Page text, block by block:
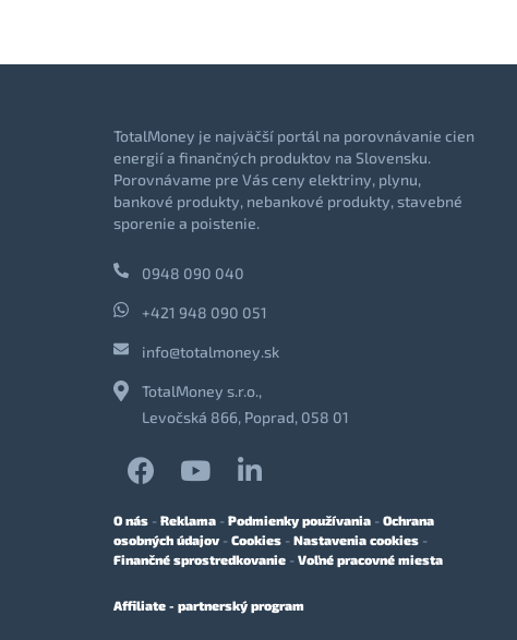
TotalMoney je najväčší portál na porovnávanie cien
energií a finančných produktov na Slovensku.
Porovnávame pre Vás ceny elektriny, plynu,
bankové produkty, nebankové produkty, stavebné
sporenie a poistenie.
0948 090 040
+421 948 090 051
info@totalmoney.sk
TotalMoney s.r.o.,
Levočská 866, Poprad, 058 01
O nás - Reklama - Podmienky používania - Ochrana
osobných údajov - Cookies - Nastavenia cookies -
Finančné sprostredkovanie - Voľné pracovné miesta
Affiliate - partnerský program